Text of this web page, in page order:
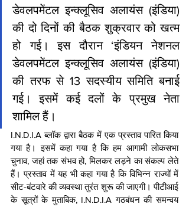
डेवलपमेंटल इन्क्लूसिव अलायंस (इंडिया)
की दो दिनों की बैठक शुक्रवार को खत्म
हो गई। इस दौरान ‘इंडियन नेशनल
डेवलपमेंटल इन्क्लूसिव अलायंस (इंडिया)
की तरफ से 13 सदस्यीय समिति बनाई
गई। इसमें कई दलों के प्रमुख नेता
शामिल हैं।
I.N.D.I.A ब्लॉक द्वारा बैठक में एक प्रस्ताव पारित किया
गया है। इसमें कहा गया है कि हम आगामी लोकसभा
चुनाव, जहां तक संभव हो, मिलकर लड़ने का संकल्प लेते
हैं। प्रस्ताव में यह भी कहा गया है कि विभिन्न राज्यों में
सीट-बंटवारे की व्यवस्था तुरंत शुरू की जाएगी। पीटीआई
के सूत्रों के मुताबिक, I.N.D.I.A गठबंधन की समन्वय